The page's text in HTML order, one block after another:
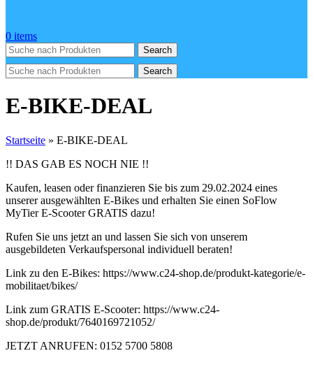
0 items
Search
Search
E-BIKE-DEAL
Startseite » E-BIKE-DEAL
!! DAS GAB ES NOCH NIE !!
Kaufen, leasen oder finanzieren Sie bis zum 29.02.2024 eines
unserer ausgewählten E-Bikes und erhalten Sie einen SoFlow
MyTier E-Scooter GRATIS dazu!
Rufen Sie uns jetzt an und lassen Sie sich von unserem
ausgebildeten Verkaufspersonal individuell beraten!
Link zu den E-Bikes: https://www.c24-shop.de/produkt-kategorie/e-
mobilitaet/bikes/
Link zum GRATIS E-Scooter: https://www.c24-
shop.de/produkt/7640169721052/
JETZT ANRUFEN: 0152 5700 5808